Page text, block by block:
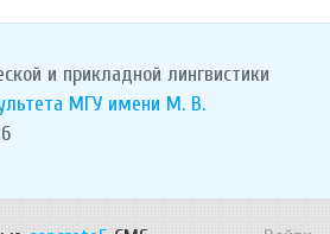
и прикладной лингвистики
МГУ имени М. В.